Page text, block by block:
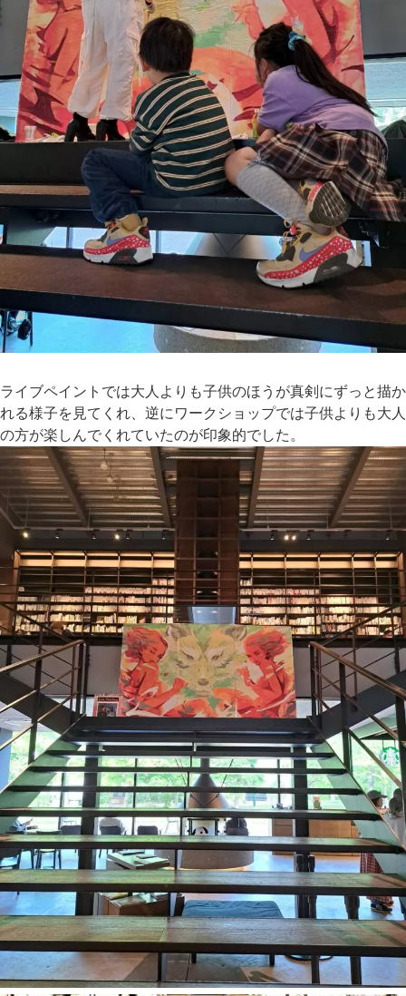
ライブペイントでは大人よりも子供のほうが真剣にずっと描か
れる様子を見てくれ、逆にワークショップでは子供よりも大人
の方が楽しんでくれていたのが印象的でした。